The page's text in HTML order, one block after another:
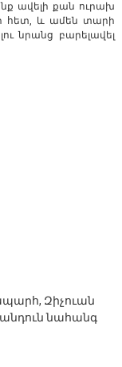
ավելի քան ուրախ
հետ, և ամեն տարի
նրանց բարելավել
Զիչուան
նահանգ